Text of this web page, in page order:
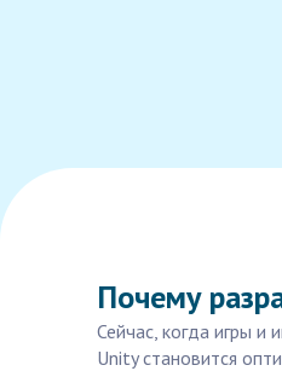
Почему
Сейчас, когда игры и
Unity становится